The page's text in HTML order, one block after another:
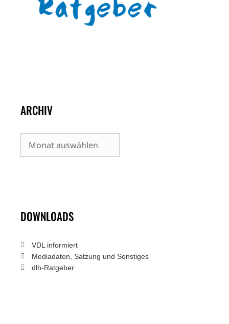
ARCHIV
Archiv
DOWNLOADS
VDL informiert
Mediadaten, Satzung und Sonstiges
dlh-Ratgeber